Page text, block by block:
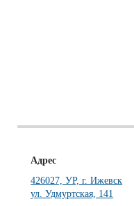
Адрес
426027, УР, г. Ижевск
ул. Удмуртская, 141